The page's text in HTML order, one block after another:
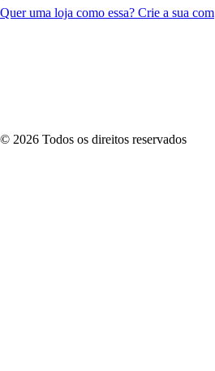
Quer uma loja como essa? Crie a sua com
© 2026 Todos os direitos reservados